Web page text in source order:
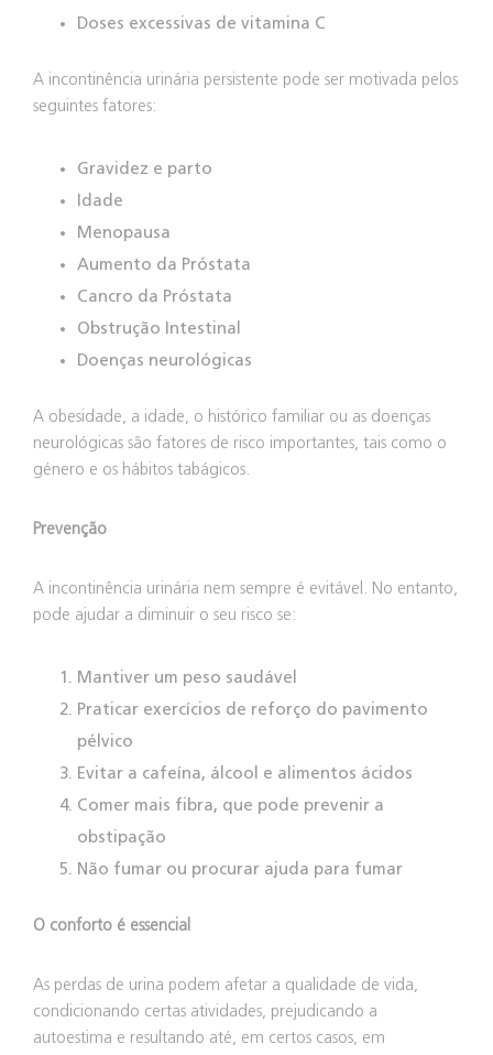
Doses excessivas de vitamina C
A incontinência urinária persistente pode ser motivada pelos
seguintes fatores:
Gravidez e parto
Idade
Menopausa
Aumento da Próstata
Cancro da Próstata
Obstrução Intestinal
Doenças neurológicas
A obesidade, a idade, o histórico familiar ou as doenças
neurológicas são fatores de risco importantes, tais como o
género e os hábitos tabágicos.
Prevenção
A incontinência urinária nem sempre é evitável. No entanto,
pode ajudar a diminuir o seu risco se:
Mantiver um peso saudável
Praticar exercícios de reforço do pavimento
pélvico
Evitar a cafeína, álcool e alimentos ácidos
Comer mais fibra, que pode prevenir a
obstipação
Não fumar ou procurar ajuda para fumar
O conforto é essencial
As perdas de urina podem afetar a qualidade de vida,
condicionando certas atividades, prejudicando a
autoestima e resultando até, em certos casos, em